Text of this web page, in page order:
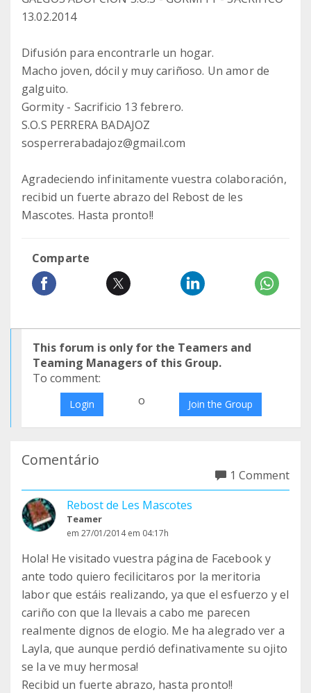
13.02.2014
Difusión para encontrarle un hogar.
Macho joven, dócil y muy cariñoso. Un amor de
galguito.
Gormity - Sacrificio 13 febrero.
S.O.S PERRERA BADAJOZ
sosperrerabadajoz@gmail.com
Agradeciendo infinitamente vuestra colaboración,
recibid un fuerte abrazo del Rebost de les
Mascotes. Hasta pronto!!
Comparte
This forum is only for the Teamers and
Teaming Managers of this Group.
To comment:
Login o Join the Group
Comentário
1 Comment
Rebost de Les Mascotes
Teamer
em 27/01/2014 em 04:17h
Hola! He visitado vuestra página de Facebook y
ante todo quiero fecilicitaros por la meritoria
labor que estáis realizando, ya que el esfuerzo y el
cariño con que la llevais a cabo me parecen
realmente dignos de elogio. Me ha alegrado ver a
Layla, que aunque perdió definativamente su ojito
se la ve muy hermosa!
Recibid un fuerte abrazo, hasta pronto!!